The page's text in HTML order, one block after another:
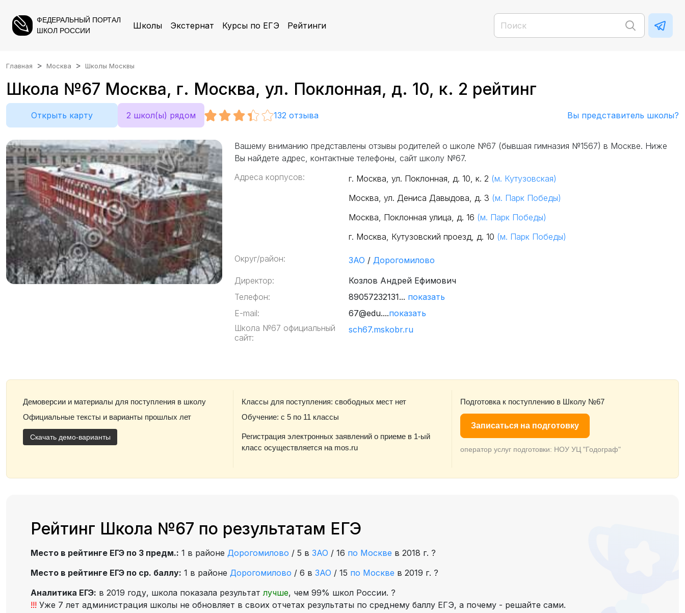
ФЕДЕРАЛЬНЫЙ ПОРТАЛ
ШКОЛ РОССИИ
Школы Экстернат Курсы по ЕГЭ Рейтинги
Главная Москва Школы Москвы
Школа №67 Москва, г. Москва, ул. Поклонная, д. 10, к. 2 рейтинг
Открыть карту 2 школ(ы) рядом 132 отзыва Вы представитель школы?
Вашему вниманию представлены отзывы родителей о школе №67 (бывшая гимназия №1567) в Москве. Ниже
Вы найдете адрес, контактные телефоны, сайт школу №67.
Адреса корпусов:
г. Москва, ул. Поклонная, д. 10, к. 2 (м. Кутузовская)
Москва, ул. Дениса Давыдова, д. 3 (м. Парк Победы)
Москва, Поклонная улица, д. 16 (м. Парк Победы)
г. Москва, Кутузовский проезд, д. 10 (м. Парк Победы)
Округ/район: ЗАО / Дорогомилово
Директор:
Козлов Андрей Ефимович
Телефон:
89057232131... показать
E-mail:
67@edu....показать
Школа №67 официальный
сайт:
sch67.mskobr.ru
Демоверсии и материалы для поступления в школу
Официальные тексты и варианты прошлых лет
Скачать демо-варианты
Классы для поступления: свободных мест нет
Обучение: с 5 по 11 классы
Регистрация электронных заявлений о приеме в 1-ый
класс осуществляется на mos.ru
Подготовка к поступлению в Школу №67
Записаться на подготовку
оператор услуг подготовки: НОУ УЦ "Годограф"
Рейтинг Школа №67 по результатам ЕГЭ
Место в рейтинге ЕГЭ по 3 предм.: 1 в районе Дорогомилово / 5 в ЗАО / 16 по Москве в 2018 г. ?
Место в рейтинге ЕГЭ по ср. баллу: 1 в районе Дорогомилово / 6 в ЗАО / 15 по Москве в 2019 г. ?
Аналитика ЕГЭ: в 2019 году, школа показала результатлучше, чем 99% школ России. ?
!!! Уже 7 лет администрация школы не обновляет в своих отчетах результаты по среднему баллу ЕГЭ, а почему - решайте сами.